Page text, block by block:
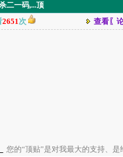
二一码,...顶
2651次 查看〖
您的“顶贴”是对我最大的支持、